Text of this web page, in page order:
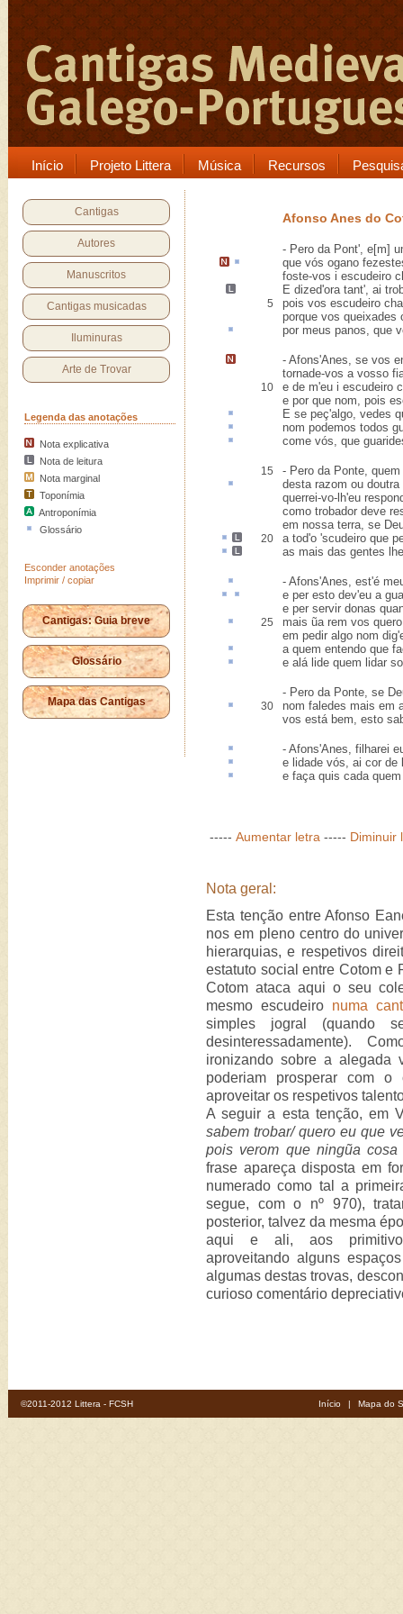
Início Projeto Littera Música Recursos
Cantigas
Autores
Manuscritos
Cantigas musicadas
Iluminuras
Arte de Trovar
Legenda das anotações
Nota explicativa
Nota de leitura
Nota marginal
Toponímia
Antroponímia
Glossário
Esconder anotações
Imprimir / copiar
Cantigas: Guia breve
Glossário
Mapa das Cantigas
Afonso Anes do
- Pero da Pont', e[m]
que vós ogano
foste-vos i escudeiro
E dized'ora tant', ai
5
pois vos escudeiro
porque vos queixades
por meus panos, que
- Afons'Anes, se vos
tornade-vos a vosso
10
e de m'eu i escudeiro
e por que nom, pois
E se peç'algo, vedes
nom podemos todos
come vós, que
15
- Pero da Ponte,
desta razom ou doutra
querrei-vo-lh'eu
como trobador deve
em nossa terra, se
20
a tod'o 'scudeiro que
as mais das gentes
- Afons'Anes, est'é
e per esto dev'eu a
e per servir donas
25 mais ũa rem vos
em pedir algo nom
a quem entendo que
e alálide quem lidar
- Pero da Ponte, se
30
nom faledes mais em
vos está bem, esto
- Afons'Anes, filharei
e lidade vós, ai cor de
e faça quis cada quem
----- Aumentar letra ----- Diminuir
Nota geral:
Esta tenção entre Afonso
nos em pleno centro do
hierarquias, e respetivos
estatuto social entre Cotom e
Cotom ataca aqui o seu
mesmo escudeiro numa
simples jogral (quando
desinteressadamente).
ironizando sobre a alegada
poderiam prosperar com
aproveitar os respetivos
A seguir a esta tenção, em
sabem trobar/ quero eu que
pois verom que ningũa cosa
frase apareça disposta em
numerado como tal a
segue, com o nº 970),
posterior, talvez da mesma
aqui e ali, aos primitivos
aproveitando alguns
algumas destas trovas,
curioso comentário
©2011-2012 Littera - FCSH Início | Mapa do